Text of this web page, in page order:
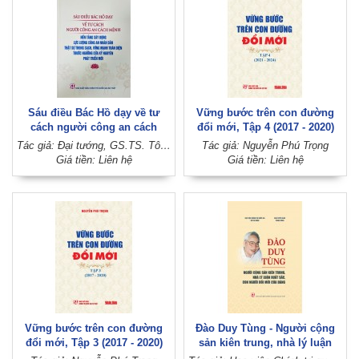
Sáu điều Bác Hồ dạy về tư
cách người công an cách
mệnh - Nền tảng xây dựng lực
lượng Công an nhân dân thật
kỷ nguyên phát triển mới
Tác giả: Đại tướng, GS.TS. Tô Lâm
Giá tiền: Liên hệ
Vững bước trên con đường
đổi mới, Tập 4 (2017 - 2020)
(Xuất bản lần thứ hai)
Tác giả: Nguyễn Phú Trọng
Giá tiền: Liên hệ
Vững bước trên con đường
đổi mới, Tập 3 (2017 - 2020)
Đào Duy Tùng - Người cộng
sản kiên trung, nhà lý luận